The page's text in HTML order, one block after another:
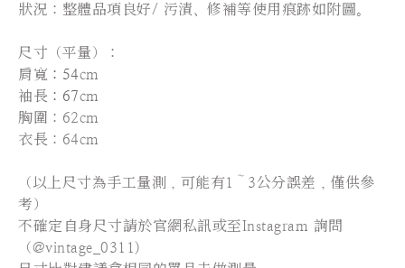
狀況：整體品項良好/ 污漬、修補等使用痕跡如附圖。
尺寸（平量）：
肩寬 ：54cm
袖長 ：67cm
胸圍：62cm
衣長：64cm
（以上尺寸為手工量測，可能有1～3公分誤差，僅供參
考）
不確定自身尺寸請於官網私訊或至Instagram 詢問
（@vintage_0311)